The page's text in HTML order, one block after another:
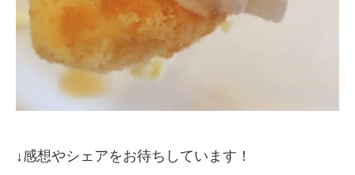
↓感想やシェアをお待ちしています！